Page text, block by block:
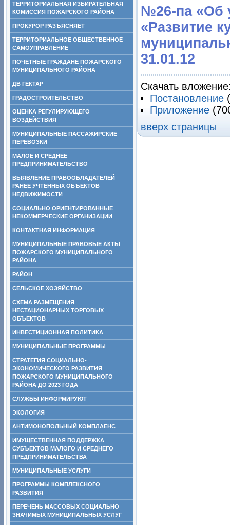
ТЕРРИТОРИАЛЬНАЯ ИЗБИРАТЕЛЬНАЯ
КОМИССИЯ ПОЖАРСКОГО РАЙОНА
ПРОКУРОР РАЗЪЯСНЯЕТ
ТЕРРИТОРИАЛЬНОЕ ОБЩЕСТВЕННОЕ
САМОУПРАВЛЕНИЕ
ПОЧЕТНЫЕ ГРАЖДАНЕ ПОЖАРСКОГО
МУНИЦИПАЛЬНОГО РАЙОНА
ДВ ГЕКТАР
ГРАДОСТРОИТЕЛЬСТВО
ОЦЕНКА РЕГУЛИРУЮЩЕГО
ВОЗДЕЙСТВИЯ
МУНИЦИПАЛЬНЫЕ ПАССАЖИРСКИЕ
ПЕРЕВОЗКИ
МАЛОЕ И СРЕДНЕЕ
ПРЕДПРИНИМАТЕЛЬСТВО
ВЫЯВЛЕНИЕ ПРАВООБЛАДАТЕЛЕЙ
РАНЕЕ УЧТЕННЫХ ОБЪЕКТОВ
НЕДВИЖИМОСТИ
СОЦИАЛЬНО ОРИЕНТИРОВАННЫЕ
НЕКОММЕРЧЕСКИЕ ОРГАНИЗАЦИИ
КОНТАКТНАЯ ИНФОРМАЦИЯ
МУНИЦИПАЛЬНЫЕ ПРАВОВЫЕ АКТЫ
ПОЖАРСКОГО МУНИЦИПАЛЬНОГО
РАЙОНА
РАЙОН
СЕЛЬСКОЕ ХОЗЯЙСТВО
СХЕМА РАЗМЕЩЕНИЯ
НЕСТАЦИОНАРНЫХ ТОРГОВЫХ
ОБЪЕКТОВ
ИНВЕСТИЦИОННАЯ ПОЛИТИКА
МУНИЦИПАЛЬНЫЕ ПРОГРАММЫ
СТРАТЕГИЯ СОЦИАЛЬНО-
ЭКОНОМИЧЕСКОГО РАЗВИТИЯ
ПОЖАРСКОГО МУНИЦИПАЛЬНОГО
РАЙОНА ДО 2023 ГОДА
СЛУЖБЫ ИНФОРМИРУЮТ
ЭКОЛОГИЯ
АНТИМОНОПОЛЬНЫЙ КОМПЛАЕНС
ИМУЩЕСТВЕННАЯ ПОДДЕРЖКА
СУБЪЕКТОВ МАЛОГО И СРЕДНЕГО
ПРЕДПРИНИМАТЕЛЬСТВА
МУНИЦИПАЛЬНЫЕ УСЛУГИ
ПРОГРАММЫ КОМПЛЕКСНОГО
РАЗВИТИЯ
ПЕРЕЧЕНЬ МАССОВЫХ СОЦИАЛЬНО
ЗНАЧИМЫХ МУНИЦИПАЛЬНЫХ УСЛУГ
№26-па «Об
«Развитие
31.01.12
Скачать
Постановление
Приложение
вверх страницы